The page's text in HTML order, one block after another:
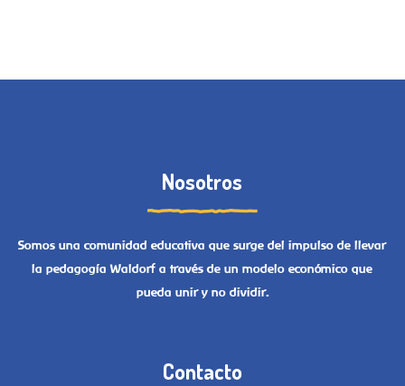
Nosotros
Somos una comunidad educativa que surge del impulso de llevar
la pedagogía Waldorf a través de un modelo económico que
pueda unir y no dividir.
Contacto